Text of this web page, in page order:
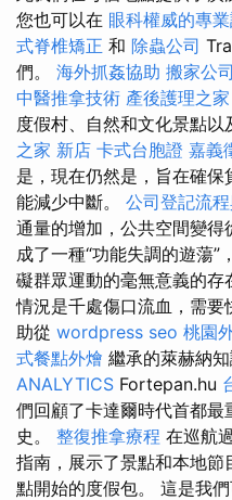
您也可以在 眼科權威的專
式脊椎矯正 和 除蟲公司
們。 海外抓姦協助 搬家公
中醫推拿技術 產後護理之家
度假村、自然和文化景點以
之家 新店 卡式台胞證 嘉義
是，現在仍然是，旨在確
能減少中斷。 公司登記流
通量的增加，公共空間變
成了一種“功能失調的遊蕩”
礙群眾運動的毫無意義的存
情況是千處傷口流血，需要
助從 wordpress seo 桃園
式餐點外燴 繼承的萊赫納
ANALYTICS Fortepan.hu
們回顧了卡達爾時代首都
史。 整復推拿療程 在巡航
指南，展示了景點和本地
點開始的度假包。 這是我